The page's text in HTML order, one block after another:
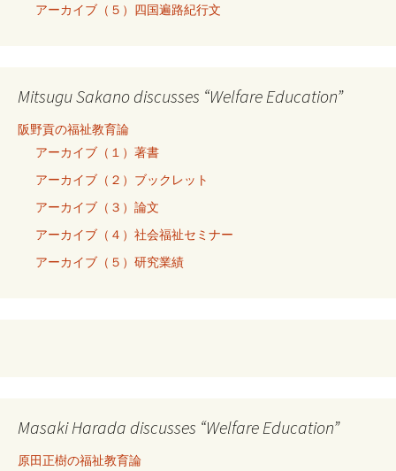
アーカイブ（５）四国遍路紀行文
Mitsugu Sakano discusses “Welfare Education”
阪野貢の福祉教育論
アーカイブ（１）著書
アーカイブ（２）ブックレット
アーカイブ（３）論文
アーカイブ（４）社会福祉セミナー
アーカイブ（５）研究業績
Masaki Harada discusses “Welfare Education”
原田正樹の福祉教育論